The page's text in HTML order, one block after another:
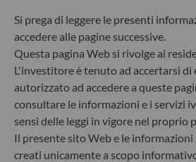
affronta i rischi di sostenibilità
ESG (Ambientali e/o Sociali e/o di
suoi processi decisionali
Il team di gestione persegue un
d’investimento sostenibile che
contributo significativo nel
transizione ecologica e affronta i
sostenibilità avvalendosi dei rating
fornitore di dati ESG esterno della
gestione.
Si prega di leggere le presenti
accedere alle pagine successive.
Questa pagina Web si rivolge ai
L'investitore è tenuto ad accertarsi di
autorizzato ad accedere a queste
consultare le informazioni e i servizi
sensi delle leggi in vigore nel proprio
Il presente sito Web e le
creati unicamente a scopo